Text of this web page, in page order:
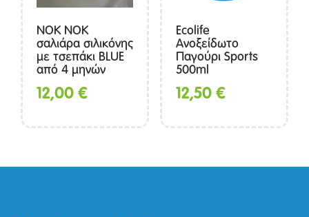
NOK NOK
σαλιάρα σιλικόνης
με τσεπάκι BLUE
από 4 μηνών
12,00€
Ecolife
Ανοξείδωτο
Παγούρι Sports
500ml
12,50€